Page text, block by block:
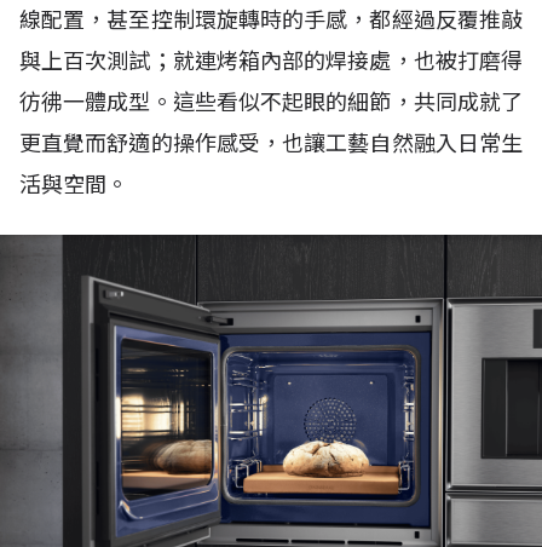
線配置，甚至控制環旋轉時的手感，都經過反覆推敲
與上百次測試；就連烤箱內部的焊接處，也被打磨得
彷彿一體成型。這些看似不起眼的細節，共同成就了
更直覺而舒適的操作感受，也讓工藝自然融入日常生
活與空間。